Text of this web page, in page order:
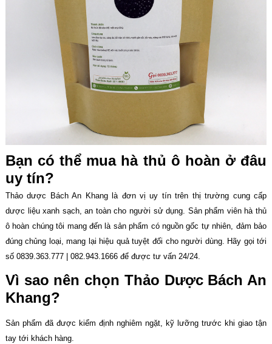
Bạn có thể mua hà thủ ô hoàn ở đâu
uy tín?
Thảo dược Bách An Khang là đơn vị uy tín trên thị trường cung cấp
dược liệu xanh sạch, an toàn cho người sử dụng. Sản phẩm viên hà thủ
ô hoàn chúng tôi mang đến là sản phẩm có nguồn gốc tự nhiên, đảm bảo
đúng chủng loại, mang lại hiệu quả tuyệt đối cho người dùng. Hãy gọi tới
số 0839.363.777 | 082.943.1666 để được tư vấn 24/24.
Vì sao nên chọn Thảo Dược Bách An
Khang?
Sản phẩm đã được kiểm định nghiêm ngặt, kỹ lưỡng trước khi giao tận
tay tới khách hàng.